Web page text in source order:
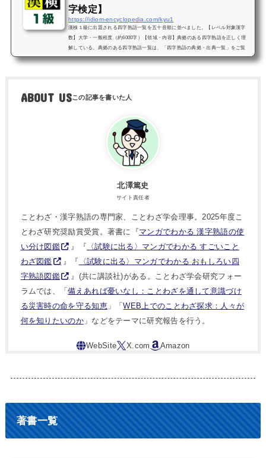
字検定】
https://idiom-encyclopedia.com/kyu1
漢検１級に出題される四字熟語一覧を五十音順に並べました。【レベル対象漢字
数】大学・一般程度（約6000字）【領域・内容】典拠のある四字熟語を正しく理
解している。典拠のある四字熟語一覧は、「四字熟語の典拠・出典一覧」をご覧
ください。勉強しやすいように、対象となる四字熟語を意味付きで掲載していま
ABOUT US
北澤篤史
サイト責任者
ことわざ・漢字熟語の専門家、ことわざ学会理事。2025年度こ
とわざ研究奨励賞受賞。著書に『マンガでわかる 漢字熟語の使
い分け図鑑
』『 〈試験に出る〉マンガでわかる すごいこと
わざ図鑑
』『
〈試験に出る〉マンガでわかる おもしろい四
字熟語図鑑
』(共に講談社)がある。ことわざ学会研究フォー
ラムでは、「備えあれば憂いなし：ことわざを通して意識づけ
る災害時の命を守る知恵」「WEB上でのことわざ探求：人々が
何を知りたいのか」などをテーマに研究報告を行う。
著書一覧